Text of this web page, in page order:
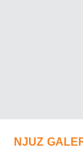
NJUZ